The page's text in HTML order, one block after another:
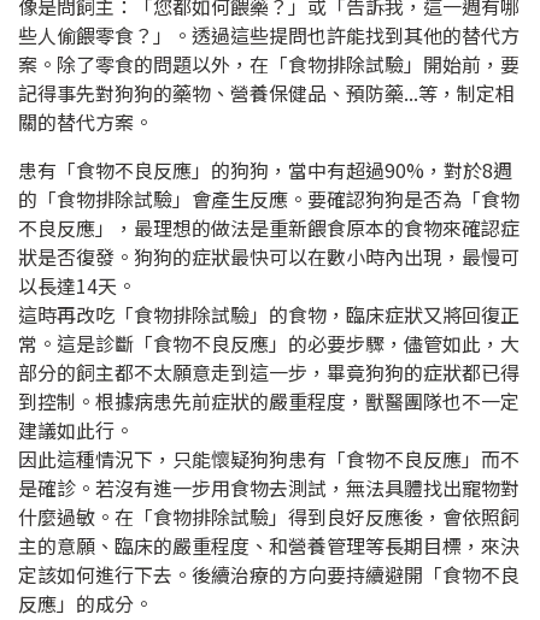
像是問飼主：「您都如何餵藥？」或「告訴我，這一週有哪
些人偷餵零食？」。透過這些提問也許能找到其他的替代方
案。除了零食的問題以外，在「食物排除試驗」開始前，要
記得事先對狗狗的藥物、營養保健品、預防藥...等，制定相
關的替代方案。
患有「食物不良反應」的狗狗，當中有超過90% ，對於8週
的「食物排除試驗」會產生反應。要確認狗狗是否為「食物
不良反應」，最理想的做法是重新餵食原本的食物來確認症
狀是否復發。狗狗的症狀最快可以在數小時內出現，最慢可
以長達14天。
這時再改吃「食物排除試驗」的食物，臨床症狀又將回復正
常。這是診斷「食物不良反應」的必要步驟，儘管如此，大
部分的飼主都不太願意走到這一步，畢竟狗狗的症狀都已得
到控制。根據病患先前症狀的嚴重程度，獸醫團隊也不一定
建議如此行。
因此這種情況下，只能懷疑狗狗患有「食物不良反應」而不
是確診。若沒有進一步用食物去測試，無法具體找出寵物對
什麼過敏。在「食物排除試驗」得到良好反應後，會依照飼
主的意願、臨床的嚴重程度、和營養管理等長期目標，來決
定該如何進行下去。後續治療的方向要持續避開「食物不良
反應」的成分。